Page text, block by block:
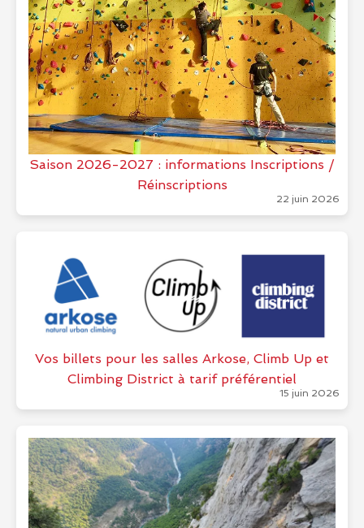
Saison 2026-2027 : informations Inscriptions /
Réinscriptions
22 juin 2026
Vos billets pour les salles Arkose, Climb Up et
Climbing District à tarif préférentiel
15 juin 2026